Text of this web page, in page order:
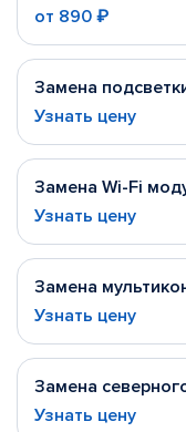
от 890 ₽
Замена
Узнать цену
Замена Wi-Fi
Узнать цену
Замена
Узнать цену
Замена
Узнать цену